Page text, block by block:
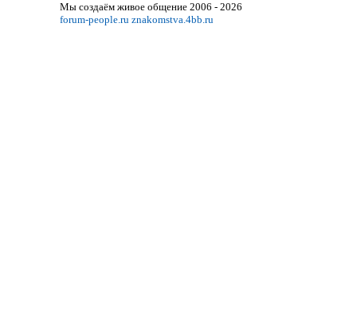
Мы создаём живое общение 2006 - 2026
forum-people.ru znakomstva.4bb.ru